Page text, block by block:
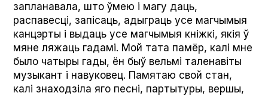
запланавала, што ўмею і магу даць,
распавесці, запісаць, адыграць усе магчымыя
канцэрты і выдаць усе магчымыя кніжкі, якія ў
мяне ляжаць гадамі. Мой тата памёр, калі мне
было чатыры гады, ён быў вельмі таленавіты
музыкант і навуковец. Памятаю свой стан,
калі знаходзіла яго песні, партытуры, вершы,